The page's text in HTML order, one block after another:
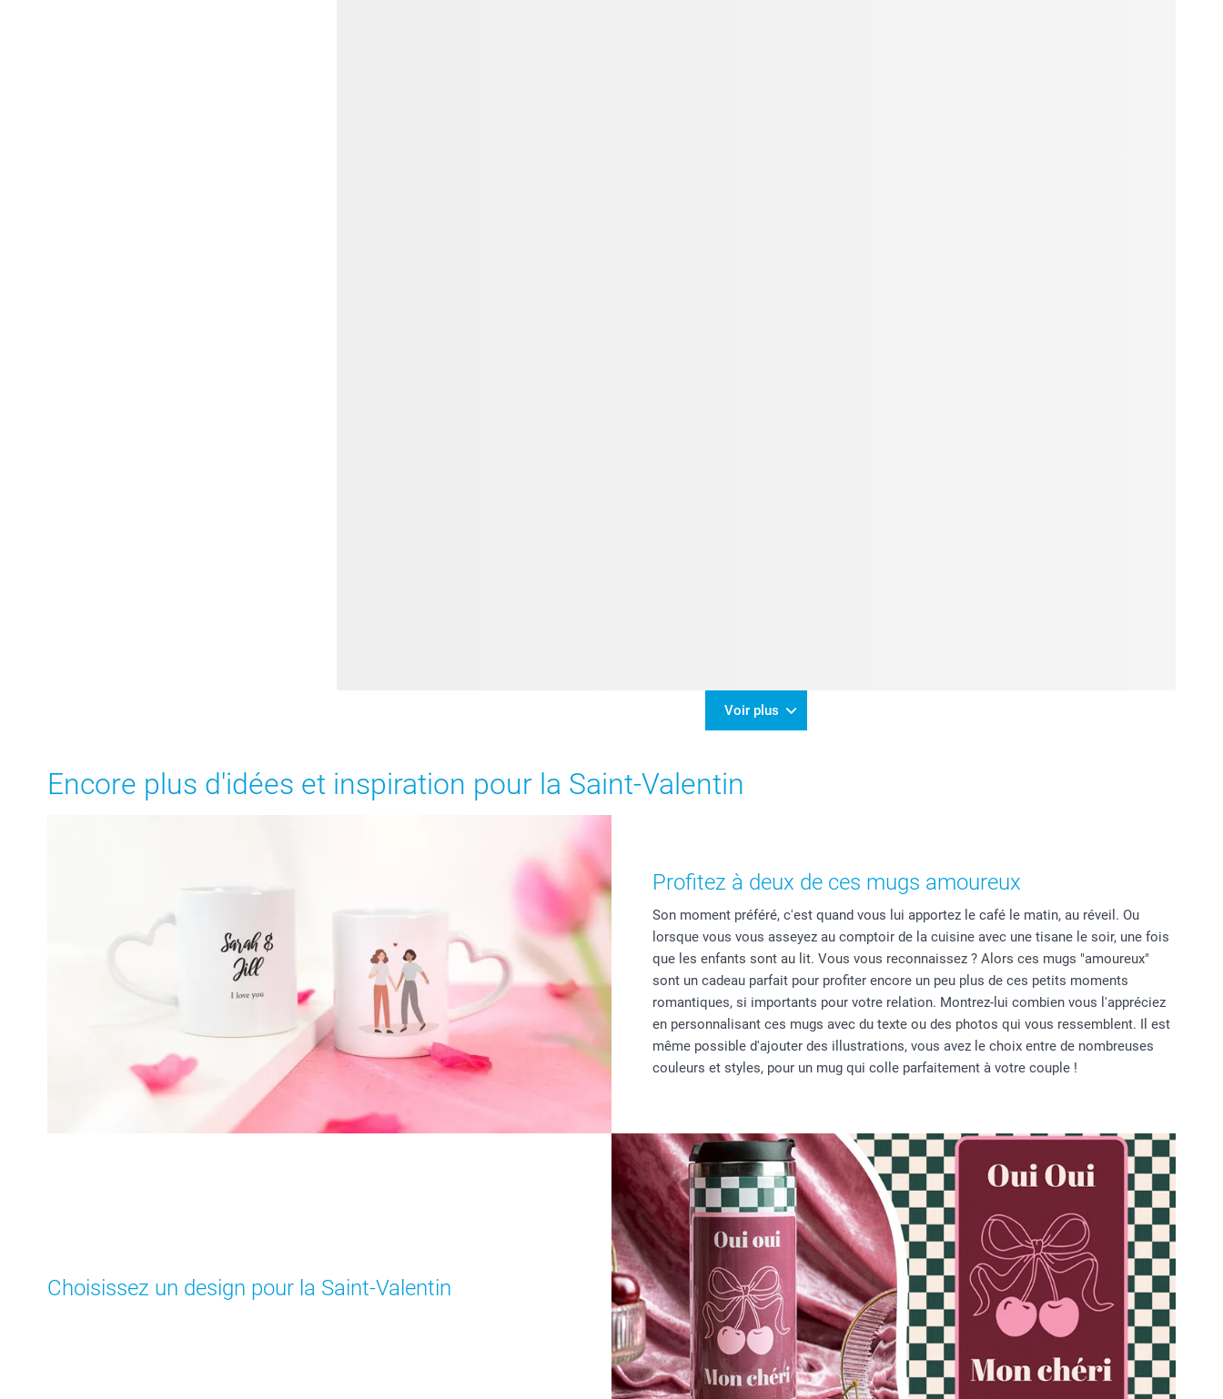
Voir plus
Encore plus d'idées et inspiration pour la Saint-Valentin
Profitez à deux de ces mugs amoureux
Son moment préféré, c'est quand vous lui apportez le café le matin, au réveil. Ou
lorsque vous vous asseyez au comptoir de la cuisine avec une tisane le soir, une fois
que les enfants sont au lit. Vous vous reconnaissez ? Alors ces mugs "amoureux"
sont un cadeau parfait pour profiter encore un peu plus de ces petits moments
romantiques, si importants pour votre relation. Montrez-lui combien vous l'appréciez
en personnalisant ces mugs avec du texte ou des photos qui vous ressemblent. Il est
même possible d'ajouter des illustrations, vous avez le choix entre de nombreuses
couleurs et styles, pour un mug qui colle parfaitement à votre couple !
Choisissez un design pour la Saint-Valentin